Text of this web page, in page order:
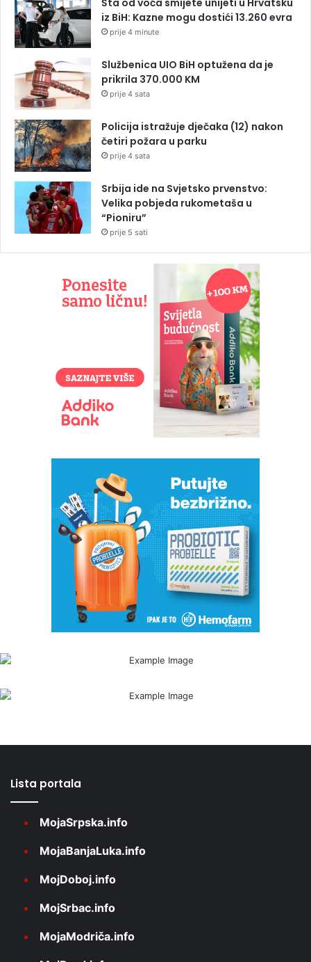
Šta od voća smijete unijeti u Hrvatsku
iz BiH: Kazne mogu dostići 13.260 evra
prije 4 minute
Službenica UIO BiH optužena da je
prikrila 370.000 KM
prije 4 sata
Policija istražuje dječaka (12) nakon
četiri požara u parku
prije 4 sata
Srbija ide na Svjetsko prvenstvo:
Velika pobjeda rukometaša u
“Pioniru”
prije 5 sati
Lista portala
MojaSrpska.info
MojaBanjaLuka.info
MojDoboj.info
MojSrbac.info
MojaModriča.info